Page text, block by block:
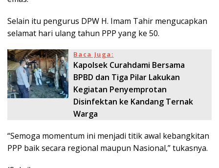
Selain itu pengurus DPW H. Imam Tahir mengucapkan
selamat hari ulang tahun PPP yang ke 50.
Baca Juga:
Kapolsek Curahdami Bersama
BPBD dan Tiga Pilar Lakukan
Kegiatan Penyemprotan
Disinfektan ke Kandang Ternak
Warga
“Semoga momentum ini menjadi titik awal kebangkitan
PPP baik secara regional maupun Nasional,” tukasnya.